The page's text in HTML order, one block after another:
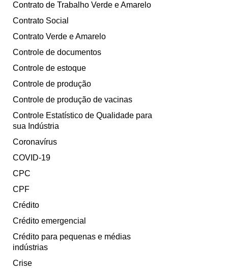
Contrato de Trabalho Verde e Amarelo
Contrato Social
Contrato Verde e Amarelo
Controle de documentos
Controle de estoque
Controle de produção
Controle de produção de vacinas
Controle Estatístico de Qualidade para
sua Indústria
Coronavírus
COVID-19
CPC
CPF
Crédito
Crédito emergencial
Crédito para pequenas e médias
indústrias
Crise